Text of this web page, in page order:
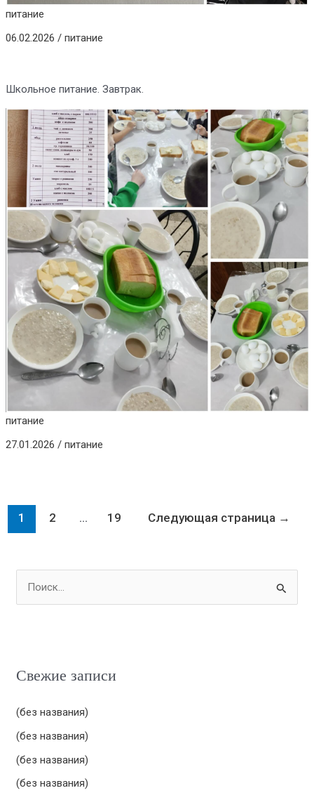
питание
06.02.2026/питание
Школьное питание. Завтрак.
питание
27.01.2026/питание
1 2 … 19 Следующая страница →
к
Свежие записи
(без названия)
(без названия)
(без названия)
(без названия)